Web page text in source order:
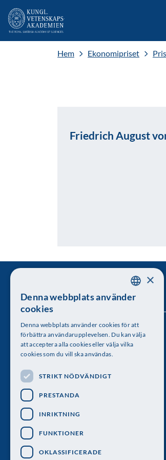
Hem Ekonomipriset
Friedrich August
Kungl. Vetenskapsakademien
Besöksadress: Lilla Frescativägen 4A
Telefon: 08-673 95 00
SWEDISH
×
Denna webbplats använder
cookies
Denna webbplats använder cookies för att
förbättra användarupplevelsen. Du kan välja
att acceptera alla cookies eller välja vilka
cookies som du vill ska användas.
STRIKT NÖDVÄNDIGT
PRESTANDA
INRIKTNING
FUNKTIONER
OKLASSIFICERADE